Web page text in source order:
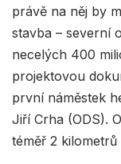
právě na něj by
stavba – severní
necelých 400
projektovou
první náměstek
Jiří Crha (ODS).
téměř 2